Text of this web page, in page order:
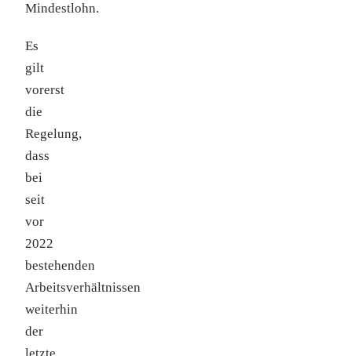
Mindestlohn.
Es
gilt
vorerst
die
Regelung,
dass
bei
seit
vor
2022
bestehenden
Arbeitsverhältnissen
weiterhin
der